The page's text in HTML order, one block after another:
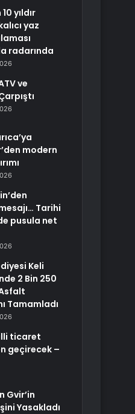
yıldır
yaz
radarında
ve
modern
Tarihi
pusula net
Keli
2 Bin 250
Tamamladı
ticaret
geçirecek –
Gvir’in
Yasakladı